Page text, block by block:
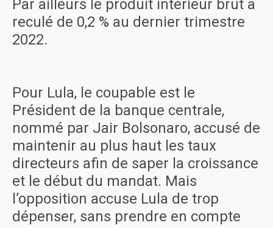
Par ailleurs le produit intérieur brut a
reculé de 0,2 % au dernier trimestre
2022.
Pour Lula, le coupable est le
Président de la banque centrale,
nommé par Jair Bolsonaro, accusé de
maintenir au plus haut les taux
directeurs afin de saper la croissance
et le début du mandat. Mais
l’opposition accuse Lula de trop
dépenser, sans prendre en compte